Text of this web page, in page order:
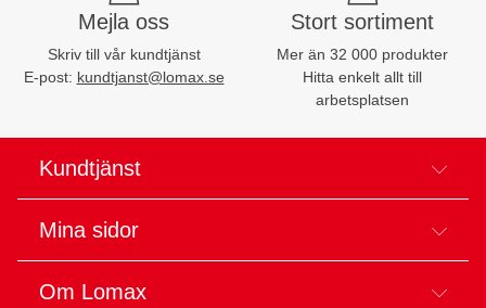
Mejla oss
Skriv till vår kundtjänst
E-post: kundtjanst@lomax.se
Stort sortiment
Mer än 32 000 produkter
Hitta enkelt allt till
arbetsplatsen
Kundtjänst
Mina sidor
Om Lomax